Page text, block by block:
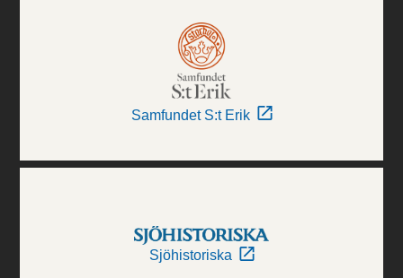
Samfundet S:t Erik
Sjöhistoriska